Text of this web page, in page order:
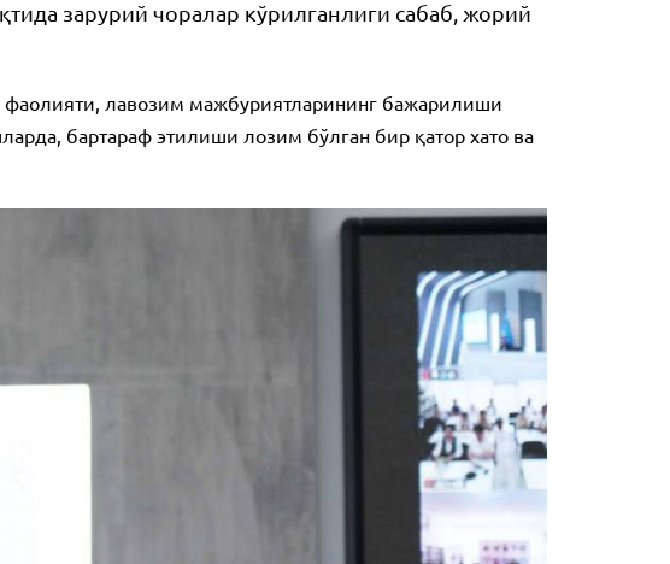
зарурий чоралар кўрилганлиги сабаб, жорий
лавозим мажбуриятларининг бажарилиши
бартараф этилиши лозим бўлган бир қатор хато ва